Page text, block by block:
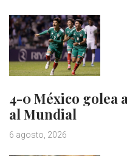
4-0 México golea
al Mundial
6 agosto, 2026